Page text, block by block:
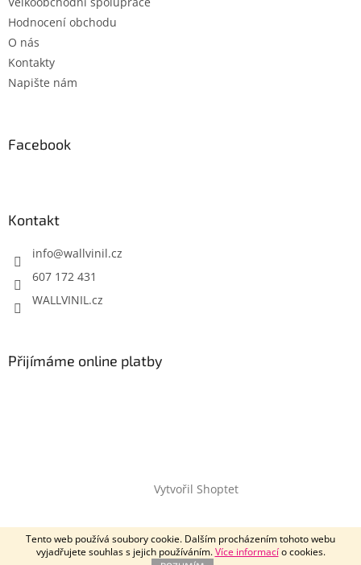
Tento web používá soubory cookie. Dalším procházením tohoto webu
vyjadřujete souhlas s jejich používáním.Více informacío cookies.
Hodnocení obchodu
O nás
Kontakty
Napište nám
Facebook
Kontakt
info@wallvinil.cz
607 172 431
WALLVINIL.cz
Přijímáme online platby
Vytvořil Shoptet
Copyright 2026Wallvinil.cz. Všechna práva vyhrazena.